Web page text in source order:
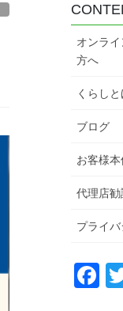
オンラ
方へ
くらし
ブログ
お客様
代理店
プライ
F